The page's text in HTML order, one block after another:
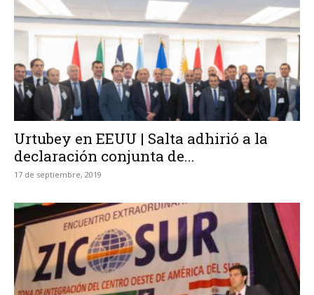
Urtubey en EEUU | Salta adhirió a la
declaración conjunta de...
17 de septiembre, 2019